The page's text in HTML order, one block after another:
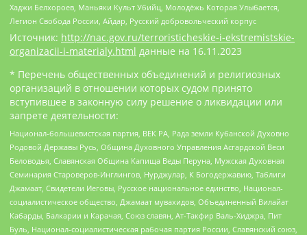
Хаджи Белхороев, Маньяки Культ Убийц, Молодёжь Которая Улыбается,
Легион Свобода России, Айдар, Русский добровольческий корпус
Источник: http://nac.gov.ru/terroristicheskie-i-ekstremistskie-
organizacii-i-materialy.html данные на 16.11.2023
* Перечень общественных объединений и религиозных
организаций в отношении которых судом принято
вступившее в законную силу решение о ликвидации или
запрете деятельности:
Национал-большевистская партия, ВЕК РА, Рада земли Кубанской Духовно
Родовой Державы Русь, Община Духовного Управления Асгардской Веси
Беловодья, Славянская Община Капища Веды Перуна, Мужская Духовная
Семинария Староверов-Инглингов, Нурджулар, К Богодержавию, Таблиги
Джамаат, Свидетели Иеговы, Русское национальное единство, Национал-
социалистическое общество, Джамаат мувахидов, Объединенный Вилайат
Кабарды, Балкарии и Карачая, Союз славян, Ат-Такфир Валь-Хиджра, Пит
Буль, Национал-социалистическая рабочая партия России, Славянский союз,